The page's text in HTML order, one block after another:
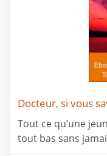
Docteur, si vous
Tout ce qu’une
tout bas sans